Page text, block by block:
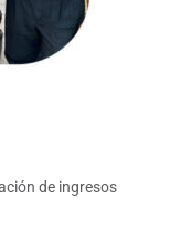
de ingresos